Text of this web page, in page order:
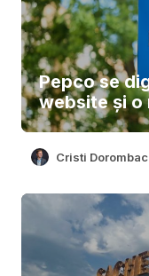
Pepco se
website și o
Cristi